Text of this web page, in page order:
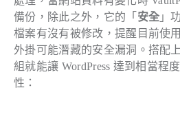
備份，除此之外，它的「 安全 」
檔案有沒有被修改，提醒目前使
外掛可能潛藏的安全漏洞。搭配
組就能讓 WordPress 達到相當程
性：